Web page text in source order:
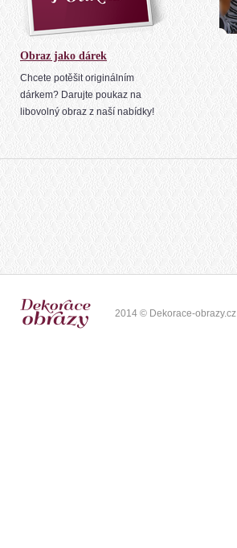
Obraz jako dárek
Chcete potěšit originálním
dárkem? Darujte poukaz na
libovolný obraz z naší nabídky!
2014 © Dekorace-obrazy.cz